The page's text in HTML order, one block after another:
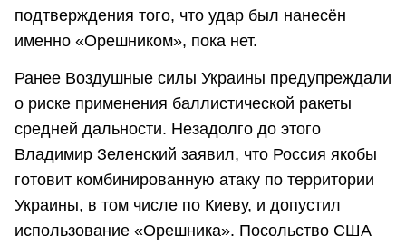
подтверждения того, что удар был нанесён
именно «Орешником», пока нет.
Ранее Воздушные силы Украины предупреждали
о риске применения баллистической ракеты
средней дальности. Незадолго до этого
Владимир Зеленский заявил, что Россия якобы
готовит комбинированную атаку по территории
Украины, в том числе по Киеву, и допустил
использование «Орешника». Посольство США